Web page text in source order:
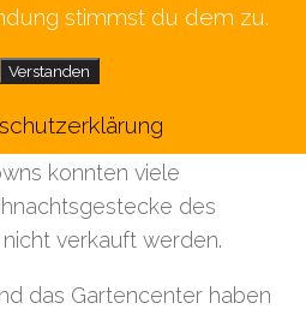
konnten viele
des
verkauft werden.
das Gartencenter haben
stimmst du dem zu.
Verstanden